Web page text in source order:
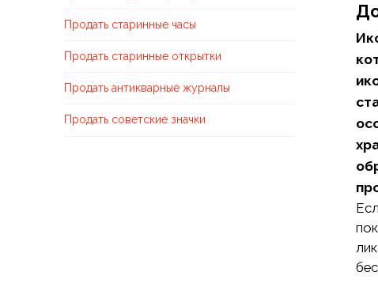
Продать старинные часы
Продать старинные открытки
Продать антикварные журналы
Продать советские значки